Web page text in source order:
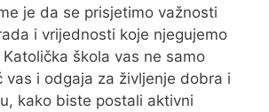
je da se prisjetimo važnosti
i vrijednosti koje njegujemo
škola vas ne samo
vas i odgaja za življenje dobra i
kako biste postali aktivni